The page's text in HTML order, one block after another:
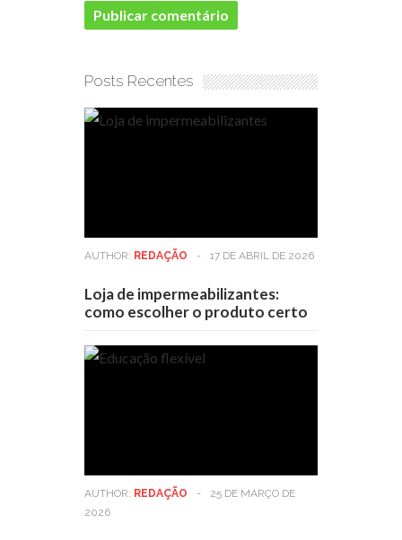
Posts Recentes
AUTHOR: REDAÇÃO - 17 DE ABRIL DE 2026
Loja de impermeabilizantes:
como escolher o produto certo
AUTHOR: REDAÇÃO -
25 DE MARÇO DE
2026